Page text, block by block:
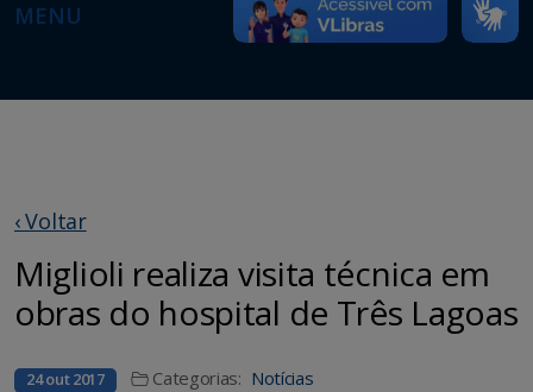
MENU
‹ Voltar
Miglioli realiza visita técnica em
obras do hospital de Três Lagoas
24 out 2017 Categorias: Notícias